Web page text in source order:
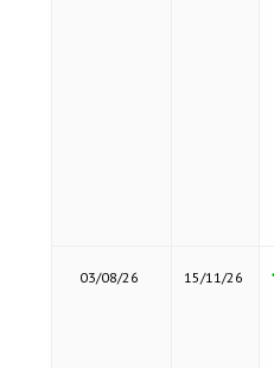
03/08/26 15/11/26